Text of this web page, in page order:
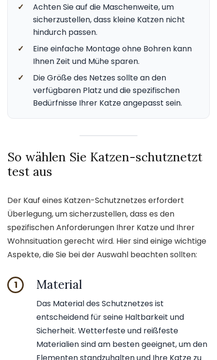
✓
Achten Sie auf die Maschenweite, um
sicherzustellen, dass kleine Katzen nicht
hindurch passen.
✓
Eine einfache Montage ohne Bohren kann
Ihnen Zeit und Mühe sparen.
✓
Die Größe des Netzes sollte an den
verfügbaren Platz und die spezifischen
Bedürfnisse Ihrer Katze angepasst sein.
So wählen Sie Katzen-schutznetzt
test aus
Der Kauf eines Katzen-Schutznetzes erfordert
Überlegung, um sicherzustellen, dass es den
spezifischen Anforderungen Ihrer Katze und Ihrer
Wohnsituation gerecht wird. Hier sind einige wichtige
Aspekte, die Sie bei der Auswahl beachten sollten:
1 Material
Das Material des Schutznetzes ist
entscheidend für seine Haltbarkeit und
Sicherheit. Wetterfeste und reißfeste
Materialien sind am besten geeignet, um den